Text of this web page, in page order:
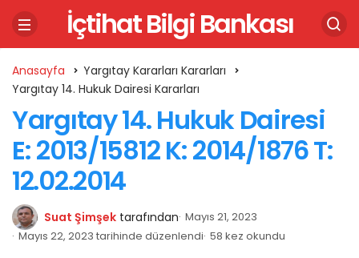
İçtihat Bilgi Bankası
Anasayfa
Yargıtay Kararları Kararları
Yargıtay 14. Hukuk Dairesi Kararları
Yargıtay 14. Hukuk Dairesi
E: 2013/15812 K: 2014/1876 T:
12.02.2014
Suat Şimşek tarafından Mayıs 21, 2023
Mayıs 22, 2023 tarihinde düzenlendi 58 kez okundu